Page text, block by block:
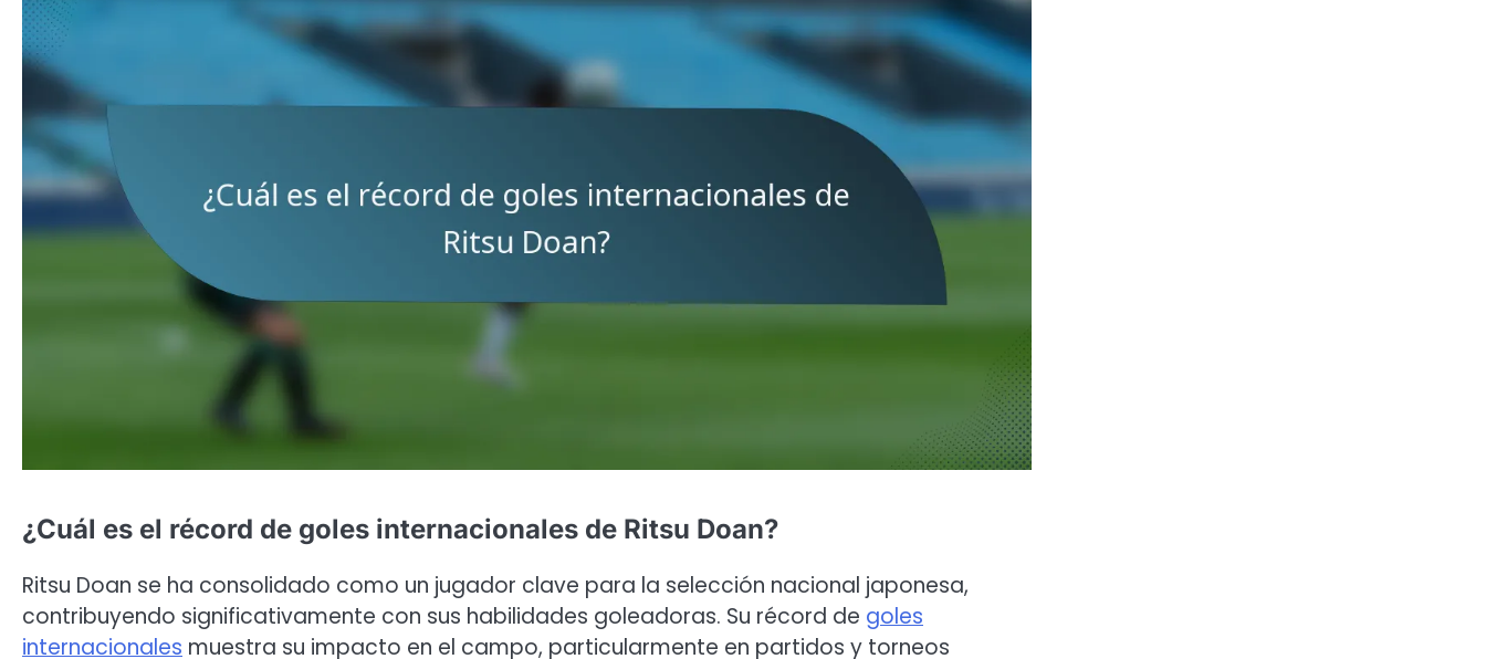
¿Cuál es el récord de goles internacionales de Ritsu Doan?
Ritsu Doan se ha consolidado como un jugador clave para la selección nacional japonesa,
contribuyendo significativamente con sus habilidades goleadoras. Su récord de goles
internacionales muestra su impacto en el campo, particularmente en partidos y torneos